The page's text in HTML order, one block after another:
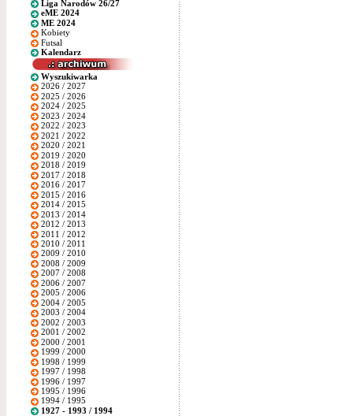
Liga Narodów 26/27
eME 2024
ME 2024
Kobiety
Futsal
Kalendarz
Wyszukiwarka
2026 / 2027
2025 / 2026
2024 / 2025
2023 / 2024
2022 / 2023
2021 / 2022
2020 / 2021
2019 / 2020
2018 / 2019
2017 / 2018
2016 / 2017
2015 / 2016
2014 / 2015
2013 / 2014
2012 / 2013
2011 / 2012
2010 / 2011
2009 / 2010
2008 / 2009
2007 / 2008
2006 / 2007
2005 / 2006
2004 / 2005
2003 / 2004
2002 / 2003
2001 / 2002
2000 / 2001
1999 / 2000
1998 / 1999
1997 / 1998
1996 / 1997
1995 / 1996
1994 / 1995
1927 - 1993 / 1994